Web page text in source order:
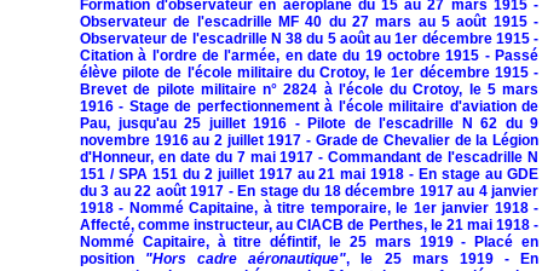
Formation d'observateur en aéroplane du 15 au 27 mars 1915 -
Observateur de l'escadrille MF 40 du 27 mars au 5 août 1915 -
Observateur de l'escadrille N 38 du 5 août au 1er décembre 1915 -
Citation à l'ordre de l'armée, en date du 19 octobre 1915 - Passé
élève pilote de l'école militaire du Crotoy, le 1er décembre 1915 -
Brevet de pilote militaire n° 2824 à l'école du Crotoy, le 5 mars
1916 - Stage de perfectionnement à l'école militaire d'aviation de
Pau, jusqu'au 25 juillet 1916 - Pilote de l'escadrille N 62 du 9
novembre 1916 au 2 juillet 1917 - Grade de Chevalier de la Légion
d'Honneur, en date du 7 mai 1917 - Commandant de l'escadrille N
151 / SPA 151 du 2 juillet 1917 au 21 mai 1918 - En stage au GDE
du 3 au 22 août 1917 - En stage du 18 décembre 1917 au 4 janvier
1918 - Nommé Capitaine, à titre temporaire, le 1er janvier 1918 -
Affecté, comme instructeur, au CIACB de Perthes, le 21 mai 1918 -
Nommé Capitaire, à titre défintif, le 25 mars 1919 - Placé en
position "Hors cadre aéronautique", le 25 mars 1919 - En